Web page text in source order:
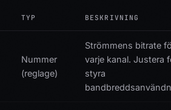
TYP BESKRIVNING
Nummer
(reglage)
Strömmens bitrate
varje kanal. Justera
styra